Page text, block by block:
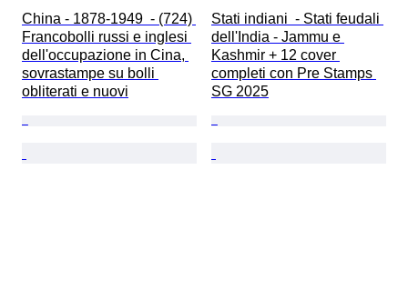
China - 1878-1949  - (724)
Francobolli russi e inglesi
dell'occupazione in Cina,
sovrastampe su bolli
obliterati e nuovi
Stati indiani  - Stati feudali
dell'India - Jammu e
Kashmir + 12 cover
completi con Pre Stamps
SG 2025